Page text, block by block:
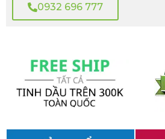
0932 696 777